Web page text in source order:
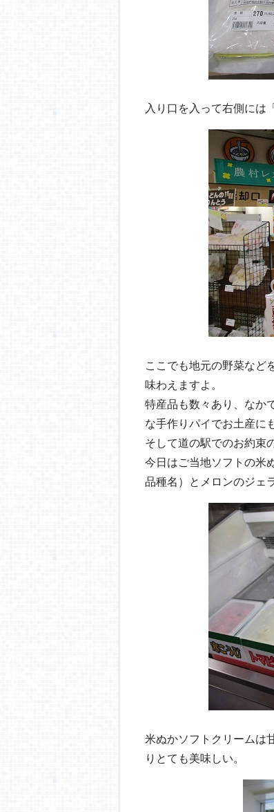
入り口を入って右側には
ここでも地元の野菜など
味わえますよ。
特産品も数々あり、なか
な手作りパイでお土産に
そして道の駅でのお約束
今日はご当地ソフトの米
品種名）とメロンのジェ
米ぬかソフトクリームは
りとても美味しい。